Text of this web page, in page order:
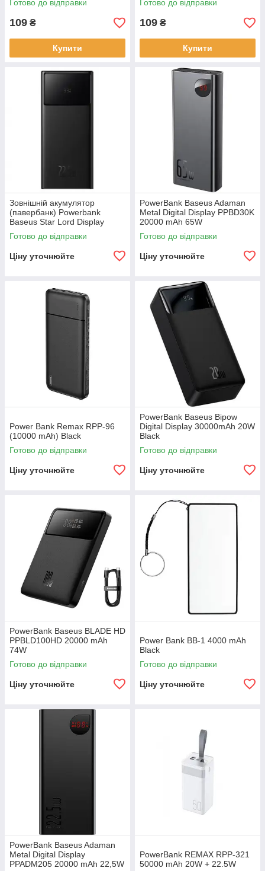
Готово до відправки
109 ₴
Купити
Готово до відправки
109 ₴
Купити
Зовнішній акумулятор
(павербанк) Powerbank
Baseus Star Lord Display
22.5W 30000 mAh Black
Готово до відправки
Ціну уточнюйте
PowerBank Baseus Adaman
Metal Digital Display PPBD30K
20000 mAh 65W
Готово до відправки
Ціну уточнюйте
Power Bank Remax RPP-96
(10000 mAh) Black
Готово до відправки
Ціну уточнюйте
PowerBank Baseus Bipow
Digital Display 30000mAh 20W
Black
Готово до відправки
Ціну уточнюйте
PowerBank Baseus BLADE HD
PPBLD100HD 20000 mAh
74W
Готово до відправки
Ціну уточнюйте
Power Bank ВВ-1 4000 mAh
Black
Готово до відправки
Ціну уточнюйте
PowerBank Baseus Adaman
Metal Digital Display
PPADM205 20000 mAh 22,5W
PowerBank REMAX RPP-321
50000 mAh 20W + 22.5W